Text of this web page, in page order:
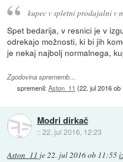
kupec v spletni prodajalni v
Spet bedarija, v resnici je v
odrekajo možnosti, ki bi jih
je nekaj najbolj normalnega,
Zgodovina sprememb…
spremenil:Aston_11 (22. jul 2016 ob
Modri dirkač
::22. jul 2016, 12:23
Aston_11 je22. jul 2016 ob 11:55